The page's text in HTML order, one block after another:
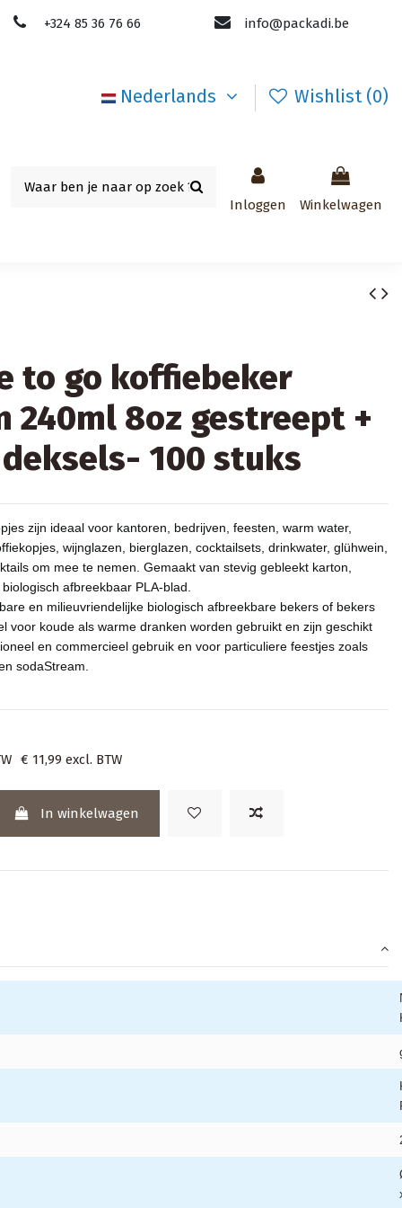
+324 85 36 76 66 info@packadi.be
Nederlands Wishlist (0)
Inloggen Winkelwagen
to go koffiebeker
240ml 8oz gestreept +
100 stuks
zijn ideaal voor kantoren, bedrijven, feesten, warm water,
wijnglazen, bierglazen, cocktailsets, drinkwater, glühwein,
om mee te nemen. Gemaakt van stevig gebleekt karton,
afbreekbaar PLA-blad.
en milieuvriendelijke biologisch afbreekbare bekers of bekers
voor koude als warme dranken worden gebruikt en zijn geschikt
en commercieel gebruik en voor particuliere feestjes zoals
sodaStream.
€ 11,99 excl. BTW
In winkelwagen